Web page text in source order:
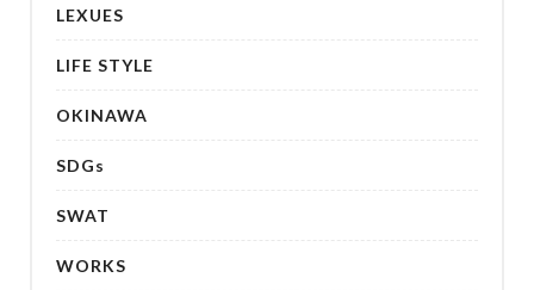
LEXUES
LIFE STYLE
OKINAWA
SDGs
SWAT
WORKS